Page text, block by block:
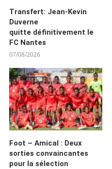
Transfert: Jean-Kevin
Duverne
quitte définitivement le
FC Nantes
07/08/2026
Foot – Amical : Deux
sorties convaincantes
pour la sélection